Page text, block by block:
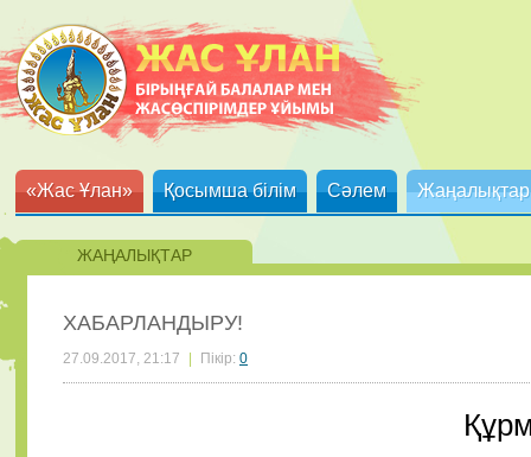
«Жас Ұлан» Қосымша білім Сәлем Жаңалықтар
ЖАҢАЛЫҚТАР
ХАБАРЛАНДЫРУ!
27.09.2017, 21:17 Пікір: 0